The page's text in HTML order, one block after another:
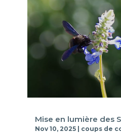
Mise en lumière des
Nov 10, 2025| coups de